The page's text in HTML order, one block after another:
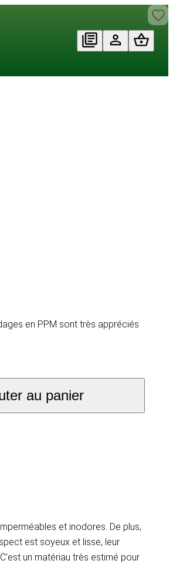
en PPM sont très appréciés
au panier
et inodores. De plus,
est soyeux et lisse, leur
un matériau très estimé pour